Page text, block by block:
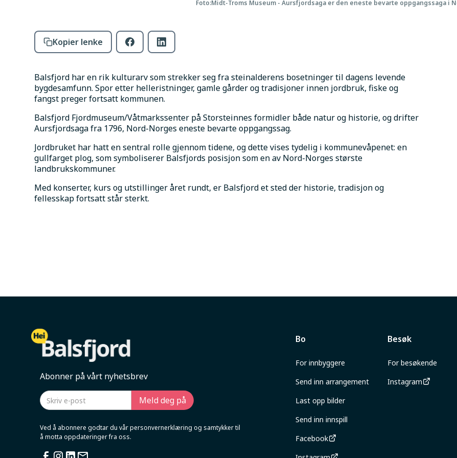
Foto:Midt-Troms Museum - Aursfjordsaga er den eneste bevarte oppgangssaga i
Kopier lenke
Balsfjord har en rik kulturarv som strekker seg fra steinalderens bosetninger til dagens levende
bygdesamfunn. Spor etter helleristninger, gamle gårder og tradisjoner innen jordbruk, fiske og
fangst preger fortsatt kommunen.
Balsfjord Fjordmuseum/Våtmarkssenter på Storsteinnes formidler både natur og historie, og drifter
Aursfjordsaga fra 1796, Nord-Norges eneste bevarte oppgangssag.
Jordbruket har hatt en sentral rolle gjennom tidene, og dette vises tydelig i kommunevåpenet: en
gullfarget plog, som symboliserer Balsfjords posisjon som en av Nord-Norges største
landbrukskommuner.
Med konserter, kurs og utstillinger året rundt, er Balsfjord et sted der historie, tradisjon og
fellesskap fortsatt står sterkt.
Abonner på vårt nyhetsbrev
Ved å abonnere godtar du vår personvernerklæring og samtykker til
å motta oppdateringer fra oss.
Bo
For innbyggere
Send inn arrangement
Last opp bilder
Send inn innspill
Facebook
Besøk
For besøkende
Instagram